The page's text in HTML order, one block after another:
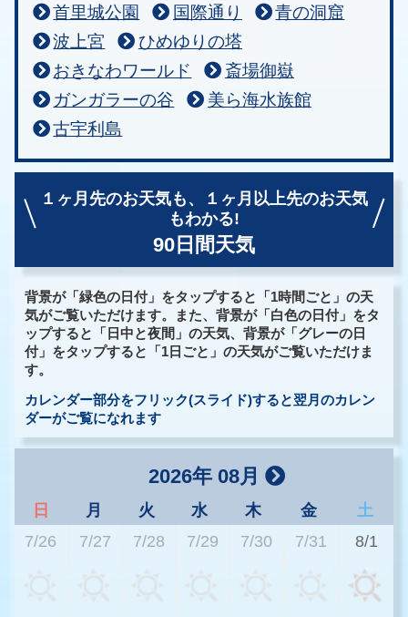
首里城公園 国際通り
青の洞窟
波上宮
ひめゆりの塔
おきなわワールド
斎場御嶽
ガンガラーの谷
美ら海水族館
古宇利島
１ヶ月先のお天気も、
１ヶ月以上先のお天気
もわかる!
90日間天気
背景が「緑色の日付」をタップすると「1時間ごと」の天
気がご覧いただけます。また、背景が「白色の日付」をタ
ップすると「日中と夜間」の天気、背景が「グレーの日
付」をタップすると「1日ごと」の天気がご覧いただけま
す。
カレンダー部分をフリック(スライド)すると翌月のカレン
ダーがご覧になれます
2026年 08月
日 月 火 水 木 金
土
7/26
7/27 7/28 7/29 7/30 7/31 8/1